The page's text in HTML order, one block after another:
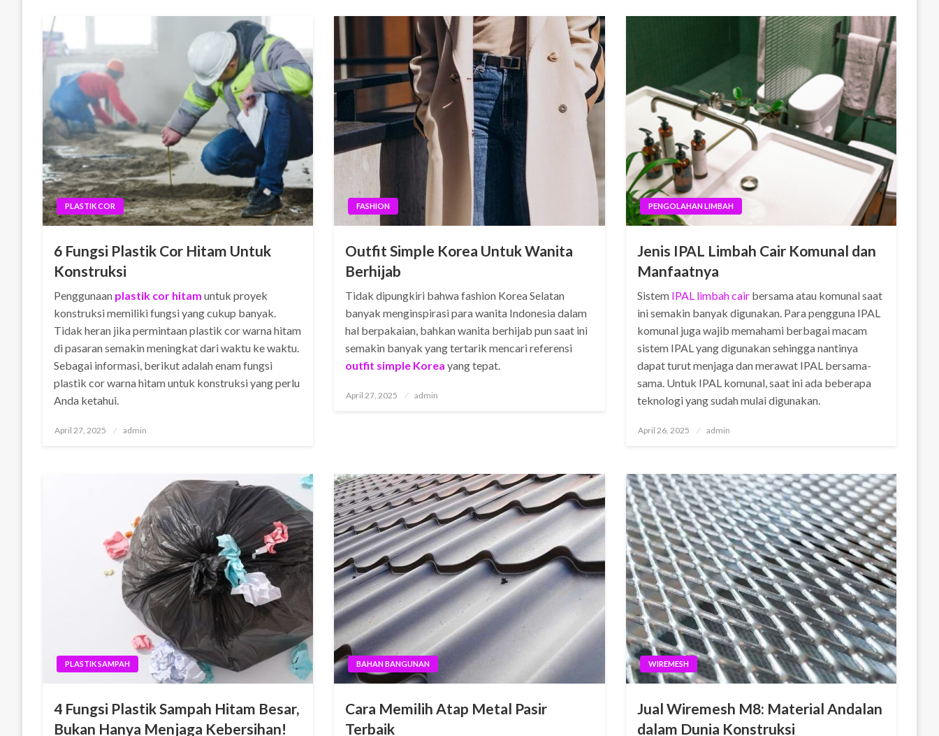
PLASTIK COR
6 Fungsi Plastik Cor Hitam Untuk
Konstruksi
Penggunaan plastik cor hitam untuk proyek
konstruksi memiliki fungsi yang cukup banyak.
Tidak heran jika permintaan plastik cor warna hitam
di pasaran semakin meningkat dari waktu ke waktu.
Sebagai informasi, berikut adalah enam fungsi
plastik cor warna hitam untuk konstruksi yang perlu
Anda ketahui.
Posted
April 27, 2025 admin
FASHION
Outfit Simple Korea Untuk Wanita
Berhijab
Tidak dipungkiri bahwa fashion Korea Selatan
banyak menginspirasi para wanita Indonesia dalam
hal berpakaian, bahkan wanita berhijab pun saat ini
semakin banyak yang tertarik mencari referensi
outfit simple Korea yang tepat.
Posted
April 27, 2025 admin
PENGOLAHAN LIMBAH
Jenis IPAL Limbah Cair Komunal dan
Manfaatnya
Sistem IPAL limbah cairbersama atau komunal saat
ini semakin banyak digunakan. Para pengguna IPAL
komunal juga wajib memahami berbagai macam
sistem IPAL yang digunakan sehingga nantinya
dapat turut menjaga dan merawat IPAL bersama-
sama. Untuk IPAL komunal, saat ini ada beberapa
teknologi yang sudah mulai digunakan.
Posted
April 26, 2025 admin
PLASTIK SAMPAH
4 Fungsi Plastik Sampah Hitam Besar,
Bukan Hanya Menjaga Kebersihan!
BAHAN BANGUNAN
Cara Memilih Atap Metal Pasir
Terbaik
WIREMESH
Jual Wiremesh M8: Material Andalan
dalam Dunia Konstruksi